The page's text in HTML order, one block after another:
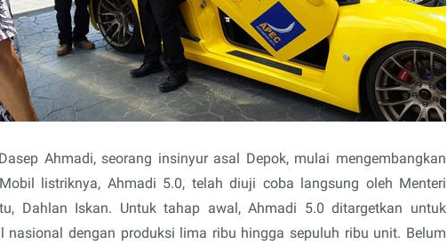
Ahmadi, seorang insinyur asal Depok, mulai mengembangkan
listriknya, Ahmadi 5.0, telah diuji coba langsung oleh Menteri
Dahlan Iskan. Untuk tahap awal, Ahmadi 5.0 ditargetkan untuk
nasional dengan produksi lima ribu hingga sepuluh ribu unit. Belum